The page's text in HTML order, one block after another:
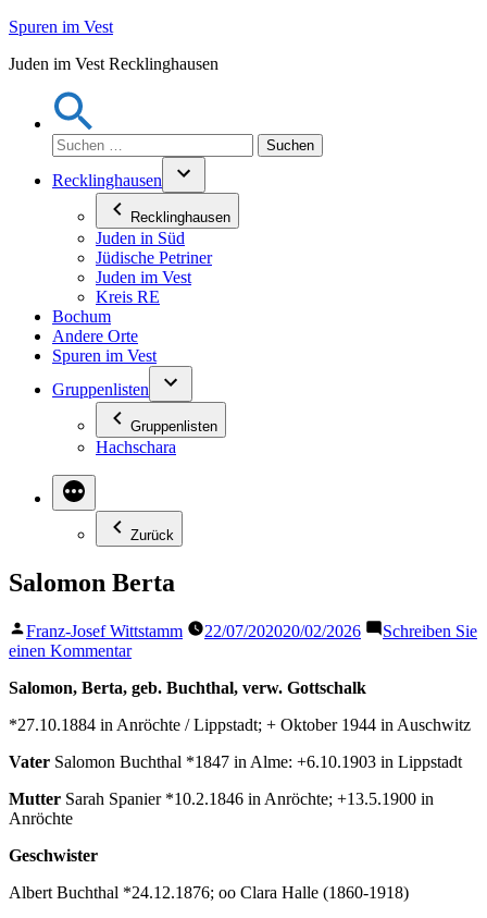
Zum
springen
Spuren im Vest
Juden im Vest Recklinghausen
Suchen
nach:
Recklinghausen
Recklinghausen
Juden in Süd
Jüdische Petriner
Juden im Vest
Kreis RE
Bochum
Andere Orte
Spuren im Vest
Gruppenlisten
Gruppenlisten
Hachschara
Zurück
Salomon Berta
Veröffentlicht
von
Franz-Josef Wittstamm 22/07/202020/02/2026
Schreiben Sie
einen Kommentarzu
Berta
Salomon, Berta, geb. Buchthal, verw. Gottschalk
*27.10.1884 in Anröchte / Lippstadt; + Oktober 1944 in Auschwitz
Vater Salomon Buchthal *1847 in Alme: +6.10.1903 in Lippstadt
Mutter Sarah Spanier *10.2.1846 in Anröchte; +13.5.1900 in
Anröchte
Geschwister
Albert Buchthal *24.12.1876; oo Clara Halle (1860-1918)